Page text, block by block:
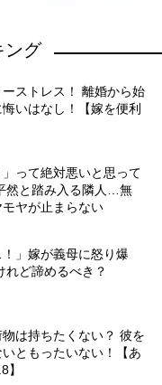
ング
ストレス！ 離婚から始
いはなし！【嫁を便利
」って絶対悪いと思って
然と踏み入る隣人…無
ヤが止まらない
」嫁が義母に怒り爆
れど諦めるべき？
は持ちたくない？ 彼を
ともったいない！【あ
】